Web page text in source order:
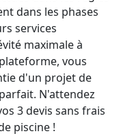
dans les phases
services
maximale à
vous
d'un projet de
N'attendez
3 devis sans frais
piscine !